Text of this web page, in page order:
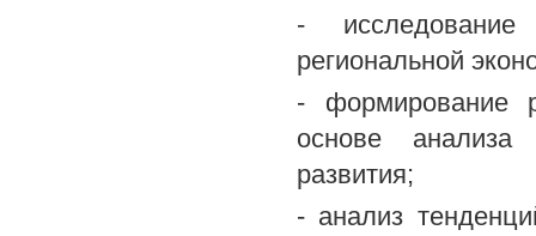
- исследование
региональной
- формирование
основе анализа
развития;
- анализ